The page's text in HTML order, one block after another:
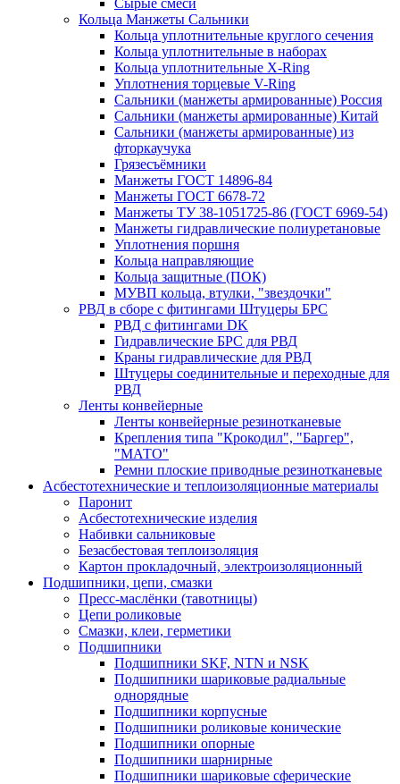
Сырые смеси
Кольца Манжеты Сальники
Кольца уплотнительные круглого сечения
Кольца уплотнительные в наборах
Кольца уплотнительные Х-Ring
Уплотнения торцевые V-Ring
Сальники (манжеты армированные) Россия
Сальники (манжеты армированные) Китай
Сальники (манжеты армированные) из
фторкаучука
Грязесъёмники
Манжеты ГОСТ 14896-84
Манжеты ГОСТ 6678-72
Манжеты ТУ 38-1051725-86 (ГОСТ 6969-54)
Манжеты гидравлические полиуретановые
Уплотнения поршня
Кольца направляющие
Кольца защитные (ПОК)
МУВП кольца, втулки, "звездочки"
РВД в сборе с фитингами Штуцеры БРС
РВД с фитингами DK
Гидравлические БРС для РВД
Краны гидравлические для РВД
Штуцеры соединительные и переходные для
РВД
Ленты конвейерные
Ленты конвейерные резинотканевые
Крепления типа "Крокодил", "Баргер",
"МАТО"
Ремни плоские приводные резинотканевые
Асбестотехнические и теплоизоляционные материалы
Паронит
Асбестотехнические изделия
Набивки сальниковые
Безасбестовая теплоизоляция
Картон прокладочный, электроизоляционный
Подшипники, цепи, смазки
Пресс-маслёнки (тавотницы)
Цепи роликовые
Смазки, клеи, герметики
Подшипники
Подшипники SKF, NTN и NSK
Подшипники шариковые радиальные
однорядные
Подшипники корпусные
Подшипники роликовые конические
Подшипники опорные
Подшипники шарнирные
Подшипники шариковые сферические